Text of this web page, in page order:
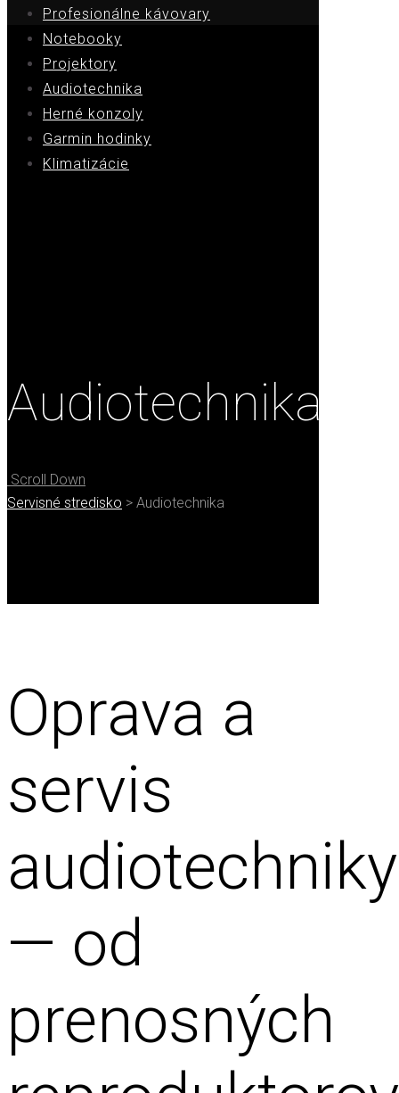
Profesionálne kávovary
Notebooky
Projektory
Audiotechnika
Herné konzoly
Garmin hodinky
Klimatizácie
Audiotechnika
Scroll Down
Servisné stredisko > Audiotechnika
Oprava a
servis
audiotechniky
— od
prenosných